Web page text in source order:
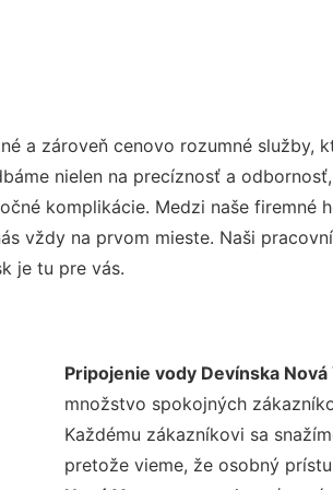
a zároveň cenovo rozumné služby,
nielen na precíznosť a
komplikácie. Medzi naše
vždy na prvom mieste. Naši
je tu pre vás.
Pripojenie vody Devínska Nová
množstvo spokojných
Každému zákazníkovi sa
pretože vieme, že osobný